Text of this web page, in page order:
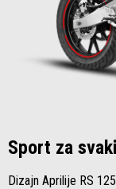
Sport za
Dizajn Aprilije RS